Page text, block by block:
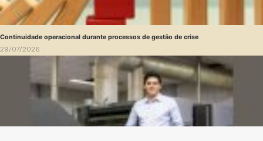
Continuidade operacional durante processos de gestão de crise
29/07/2026